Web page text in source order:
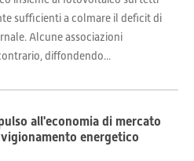
sufficienti a colmare il deficit di
Alcune associazioni
diffondendo...
all'economia di mercato
energetico